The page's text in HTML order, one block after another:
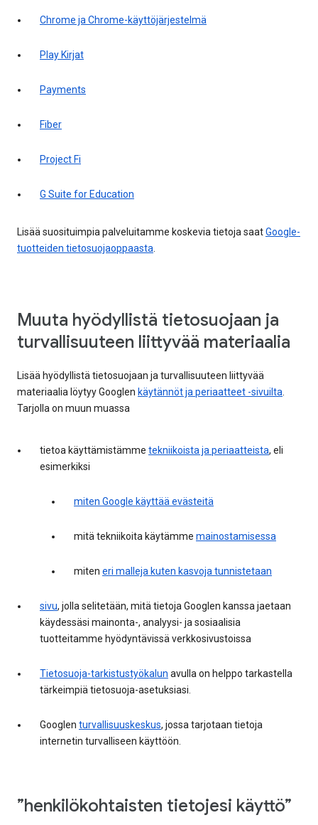
Chrome ja Chrome-käyttöjärjestelmä
Play Kirjat
Payments
Fiber
Project Fi
G Suite for Education
Lisää suosituimpia palveluitamme koskevia tietoja saatGoogle-
tuotteiden tietosuojaoppaasta.
Muuta hyödyllistä tietosuojaan ja
turvallisuuteen liittyvää materiaalia
Lisää hyödyllistä tietosuojaan ja turvallisuuteen liittyvää
materiaalia löytyy Googlen käytännöt ja periaatteet -sivuilta.
Tarjolla on muun muassa
tietoa käyttämistämme tekniikoista ja periaatteista, eli
esimerkiksi
miten Google käyttää evästeitä
mitä tekniikoita käytämme mainostamisessa
miten eri malleja kuten kasvoja tunnistetaan
sivu, jolla selitetään, mitä tietoja Googlen kanssa jaetaan
käydessäsi mainonta-, analyysi- ja sosiaalisia
tuotteitamme hyödyntävissä verkkosivustoissa
Tietosuoja-tarkistustyökalun avulla on helppo tarkastella
tärkeimpiä tietosuoja-asetuksiasi.
Googlen turvallisuuskeskus, jossa tarjotaan tietoja
internetin turvalliseen käyttöön.
”henkilökohtaisten tietojesi käyttö”